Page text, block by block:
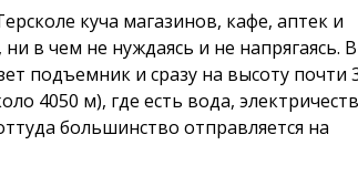
куча магазинов, кафе, аптек и
в чем не нуждаясь и не напрягаясь. В
подъемник и сразу на высоту почти
4050 м), где есть вода,
большинство отправляется на